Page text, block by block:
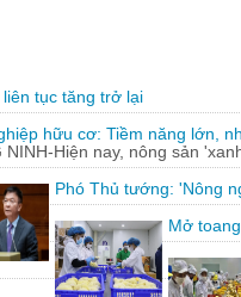
tục tăng trở lại
hữu cơ: Tiềm năng lớn,
NINH-Hiện nay, nông sản
Phó Thủ tướng: 'Nông
Mở